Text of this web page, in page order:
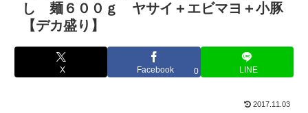
し 麺６００ｇ ヤサイ＋エビマヨ＋小豚
【デカ盛り】
X Facebook 0 LINE
2017.11.03